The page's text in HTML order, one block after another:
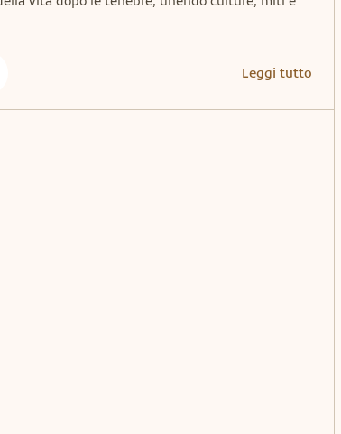
Leggi tutto